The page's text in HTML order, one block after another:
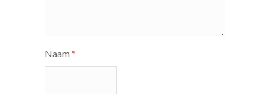
Naam *